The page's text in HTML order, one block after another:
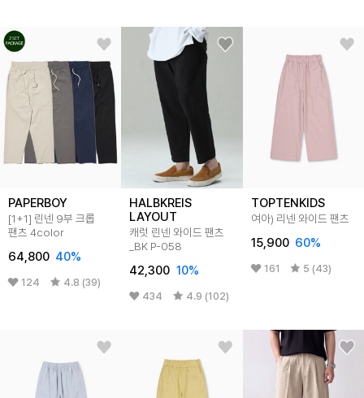
PAPERBOY
[1+1] 린넨 9부 크롭
팬츠 4color
64,800 40%
124 4.8 (39)
HALBKREIS
LAYOUT
캐럿 린넨 와이드 팬츠
_BK P-058
42,300 10%
434 4.9 (102)
TOPTENKIDS
여아) 리넨 와이드 팬츠
15,900 60%
161 5 (43)